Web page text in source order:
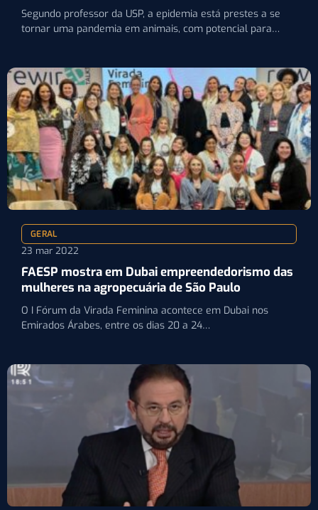
Segundo professor da USP, a epidemia está prestes a se
tornar uma pandemia em animais, com potencial para…
GERAL
23 mar 2022
FAESP mostra em Dubai empreendedorismo das
mulheres na agropecuária de São Paulo
O I Fórum da Virada Feminina acontece em Dubai nos
Emirados Árabes, entre os dias 20 a 24…